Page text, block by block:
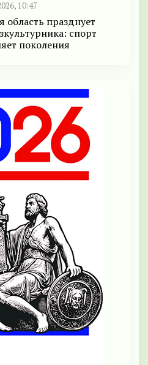
10:47
область празднует
спорт
поколения